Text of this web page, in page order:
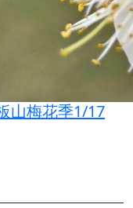
山梅花季1/17